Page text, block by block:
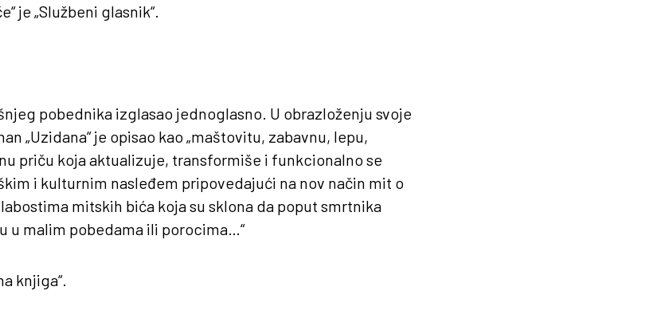
je „Službeni glasnik“.
pobednika izglasao jednoglasno. U obrazloženju svoje
„Uzidana“ je opisao kao „maštovitu, zabavnu, lepu,
priču koja aktualizuje, transformiše i funkcionalno se
i kulturnim nasleđem pripovedajući na nov način mit o
mitskih bića koja su sklona da poput smrtnika
u malim pobedama ili porocima…“
knjiga“.